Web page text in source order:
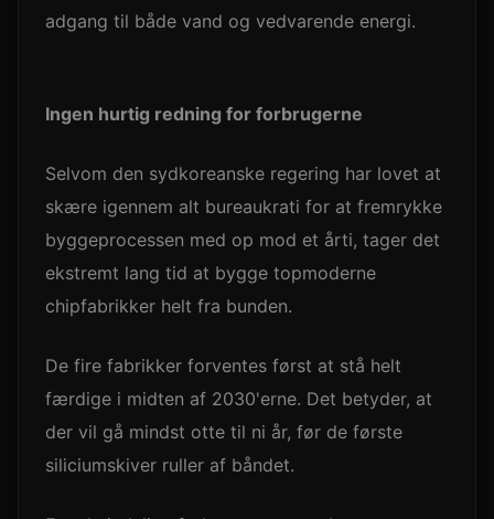
adgang til både vand og vedvarende energi.
Ingen hurtig redning for forbrugerne
Selvom den sydkoreanske regering har lovet at
skære igennem alt bureaukrati for at fremrykke
byggeprocessen med op mod et årti, tager det
ekstremt lang tid at bygge topmoderne
chipfabrikker helt fra bunden.
De fire fabrikker forventes først at stå helt
færdige i midten af 2030'erne. Det betyder, at
der vil gå mindst otte til ni år, før de første
siliciumskiver ruller af båndet.